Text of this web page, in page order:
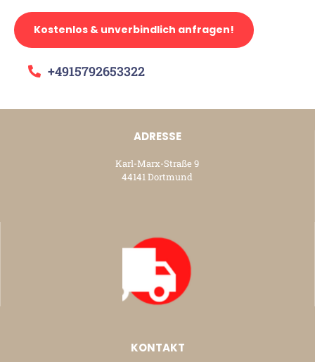
Kostenlos & unverbindlich anfragen!
+4915792653322
ADRESSE
Karl-Marx-Straße 9
44141 Dortmund
KONTAKT